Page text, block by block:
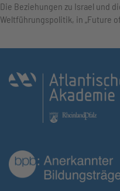
Die Beziehungen zu Israel und
Weltführungspolitik, in „Future